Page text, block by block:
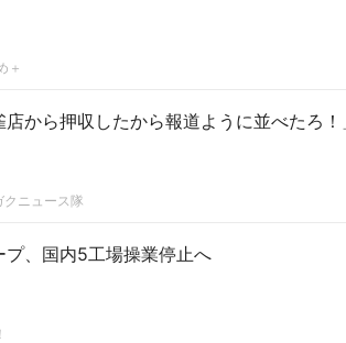
＋
店から押収したから報道ように並べたろ！
ニュース隊
プ、国内5工場操業停止へ